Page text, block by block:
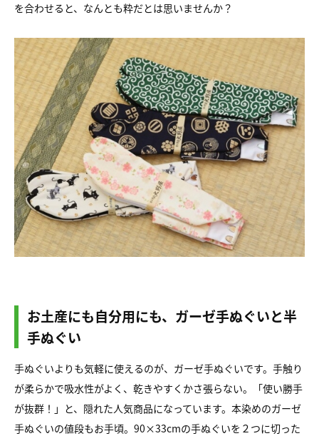
を合わせると、なんとも粋だとは思いませんか？
お土産にも自分用にも、ガーゼ手ぬぐいと半
手ぬぐい
手ぬぐいよりも気軽に使えるのが、ガーゼ手ぬぐいです。手触り
が柔らかで吸水性がよく、乾きやすくかさ張らない。「使い勝手
が抜群！」と、隠れた人気商品になっています。本染めのガーゼ
手ぬぐいの値段もお手頃。90×33cmの手ぬぐいを２つに切った